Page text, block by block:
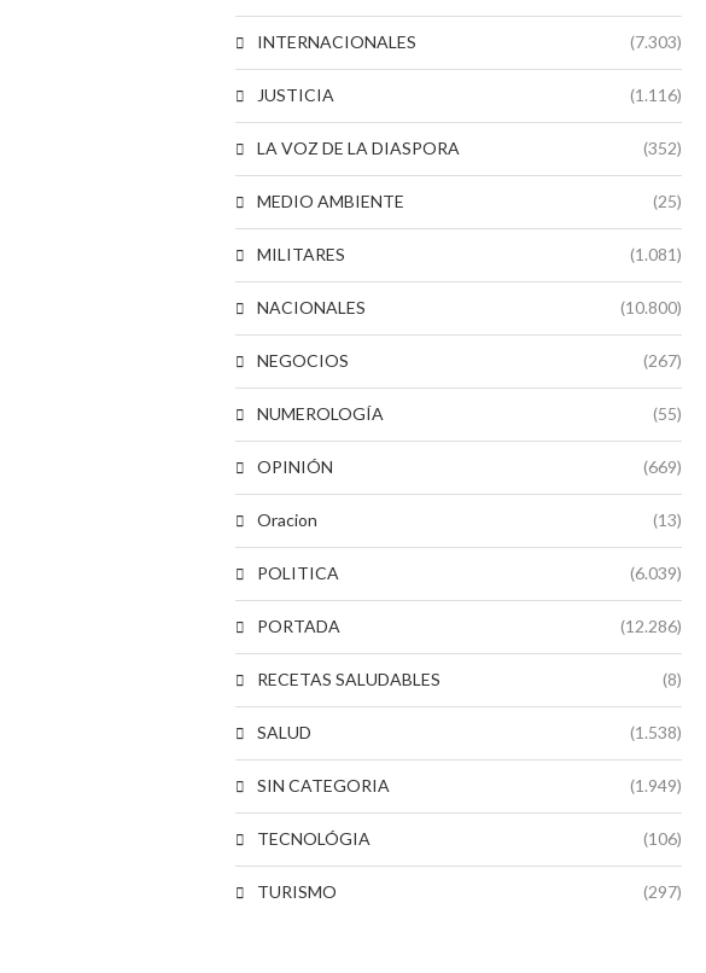
INTERNACIONALES (7.303)
JUSTICIA (1.116)
LA VOZ DE LA DIASPORA (352)
MEDIO AMBIENTE (25)
MILITARES (1.081)
NACIONALES (10.800)
NEGOCIOS (267)
NUMEROLOGÍA (55)
OPINIÓN (669)
Oracion (13)
POLITICA (6.039)
PORTADA (12.286)
RECETAS SALUDABLES (8)
SALUD (1.538)
SIN CATEGORIA (1.949)
TECNOLÓGIA (106)
TURISMO (297)